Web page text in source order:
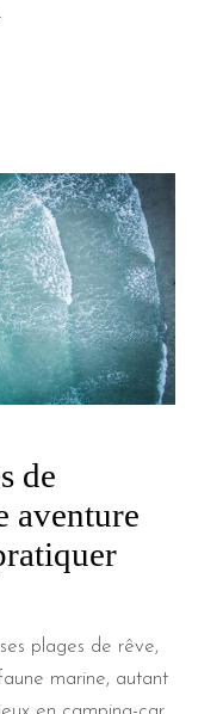
de
aventure
plages de rêve,
marine, autant